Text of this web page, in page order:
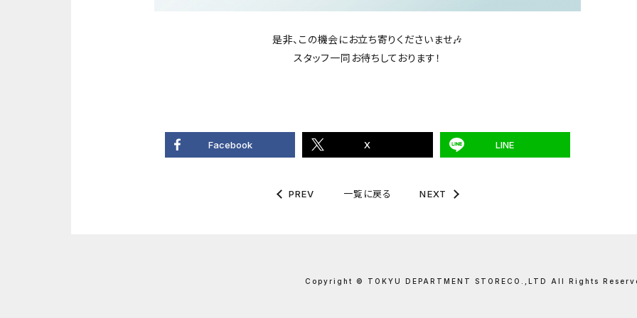
是非、この機会にお立ち寄りくださいませ🎶
スタッフ一同お待ちしております！
Facebook X LINE
PREV 一覧に戻る NEXT
Copyright © TOKYU DEPARTMENT STORE CO.,LTD All Rights